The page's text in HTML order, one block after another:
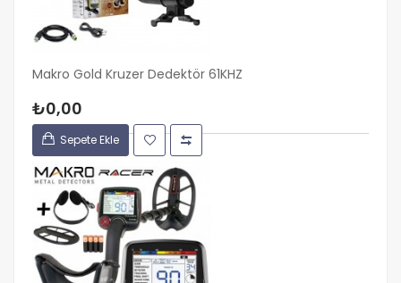
Makro Gold Kruzer Dedektör 61KHZ
₺0,00
Sepete Ekle